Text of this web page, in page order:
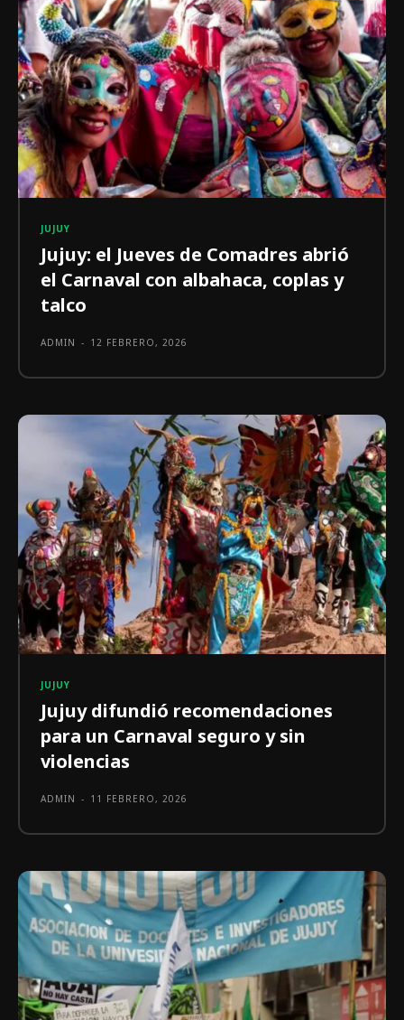
JUJUY
Jujuy: el Jueves de Comadres abrió
el Carnaval con albahaca, coplas y
talco
ADMIN - 12 FEBRERO, 2026
JUJUY
Jujuy difundió recomendaciones
para un Carnaval seguro y sin
violencias
ADMIN - 11 FEBRERO, 2026